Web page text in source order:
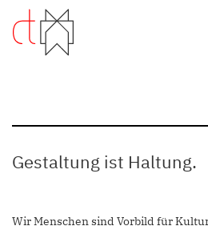
Gestaltung ist Haltung.
Wir Menschen sind Vorbild für